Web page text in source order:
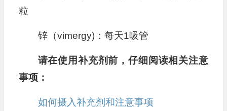
粒
锌（vimergy)：每天1吸管
请在使用补充剂前，仔细阅读相关注意
事项：
如何摄入补充剂和注意事项